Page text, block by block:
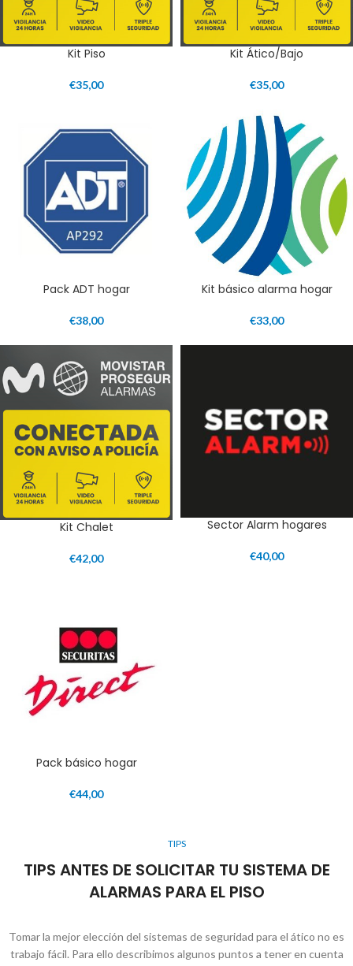
Kit Piso
€35,00
Kit Ático/Bajo
€35,00
Pack ADT hogar
€38,00
Kit básico alarma hogar
€33,00
Kit Chalet
€42,00
Sector Alarm hogares
€40,00
Pack básico hogar
€44,00
TIPS
TIPS ANTES DE SOLICITAR TU SISTEMA DE
ALARMAS PARA EL PISO
Tomar la mejor elección del sistemas de seguridad para el ático no es
trabajo fácil. Para ello describimos algunos puntos a tener en cuenta